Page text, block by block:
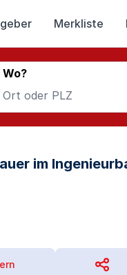
Merkliste
Wo?
im